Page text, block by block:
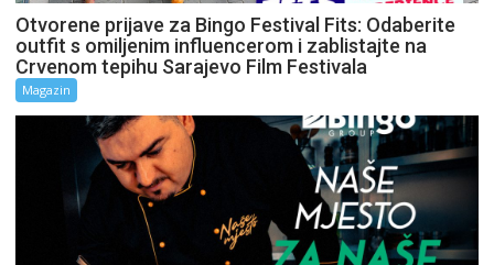
Otvorene prijave za Bingo Festival Fits: Odaberite
outfit s omiljenim influencerom i zablistajte na
Crvenom tepihu Sarajevo Film Festivala
Magazin